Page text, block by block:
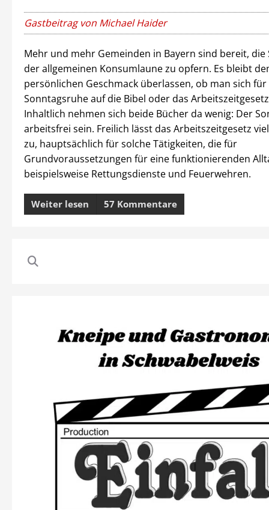
Gastbeitrag von Michael Haider
Mehr und mehr Gemeinden in Bayern sind bereit,
der allgemeinen Konsumlaune zu opfern. Es bleibt
persönlichen Geschmack überlassen, ob man sich für
Sonntagsruhe auf die Bibel oder das
Inhaltlich nehmen sich beide Bücher da wenig: Der
arbeitsfrei sein. Freilich lässt das Arbeitszeitgesetz
zu, hauptsächlich für solche Tätigkeiten, die für
Grundvoraussetzungen für eine funktionierenden
beispielsweise Rettungsdienste und Feuerwehren.
Weiter lesen 57 Kommentare